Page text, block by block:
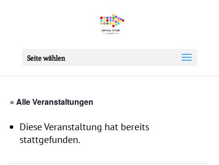
Seite wählen
« Alle Veranstaltungen
Diese Veranstaltung hat bereits
stattgefunden.